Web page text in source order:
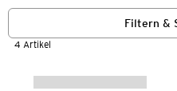
4 Artikel
Filtern &